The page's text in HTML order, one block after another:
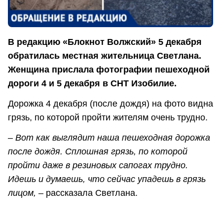
В редакцию «Блокнот Волжский» 5 декабря
обратилась местная жительница Светлана.
Женщина прислала фотографии пешеходной
дороги 4 и 5 декабря в СНТ Изобилие.
Дорожка 4 декабря (после дождя) на фото видна
грязь, по которой пройти жителям очень трудно.
– Вот как выглядит наша пешеходная дорожка
после дождя. Сплошная грязь, по которой
пройти даже в резиновых сапогах трудно.
Идешь и думаешь, что сейчас упадешь в грязь
лицом, – рассказала Светлана.